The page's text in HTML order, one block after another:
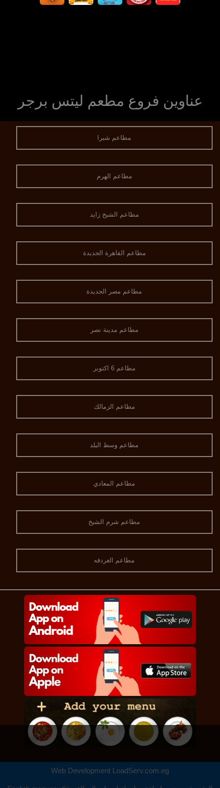
عناوين فروع مطعم ليتس برجر
مطاعم شبرا
مطاعم الهرم
مطاعم الشيخ زايد
مطاعم القاهرة الجديدة
مطاعم مصر الجديدة
مطاعم مدينة نصر
مطاعم 6 اكتوبر
مطاعم الزمالك
مطاعم وسط البلد
مطاعم المعادي
مطاعم شرم الشيخ
مطاعم الغردقه
Web Development LoadServ.com.eg